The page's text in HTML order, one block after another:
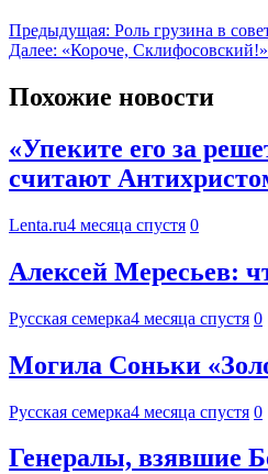
Предыдущая: Роль грузина в
Далее: «Короче,
Похожие новости
«Упеките его за
считают
Lenta.ru4 месяца спустя 0
Алексей Мересьев:
Русская семерка4 месяца спустя 0
Могила Соньки
Русская семерка4 месяца спустя 0
Генералы, взявшие